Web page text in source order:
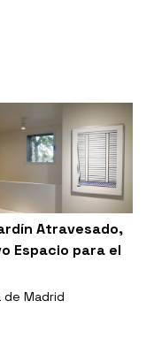
Atravesado,
Espacio para el
de Madrid